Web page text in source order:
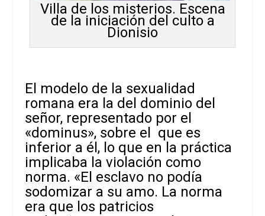
Villa de los misterios. Escena
de la iniciación del culto a
Dionisio
El modelo de la sexualidad
romana era la del dominio del
señor, representado por el
«dominus», sobre el que es
inferior a él, lo que en la práctica
implicaba la violación como
norma. «El esclavo no podía
sodomizar a su amo. La norma
era que los patricios